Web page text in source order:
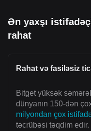
Ən yaxşı
rahat
Rahat və fasiləsiz
Bitget yüksək
dünyanın 150-dən
milyondan çox
təcrübəsi təqdim edir.